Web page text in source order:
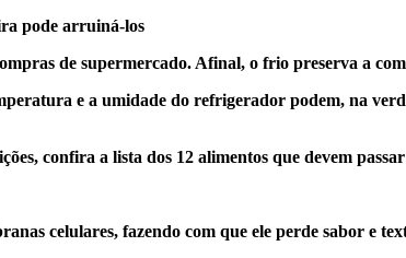
pode arruiná-los
de supermercado. Afinal, o frio preserva a
e a umidade do refrigerador podem, na
confira a lista dos 12 alimentos que devem
celulares, fazendo com que ele perde sabor e